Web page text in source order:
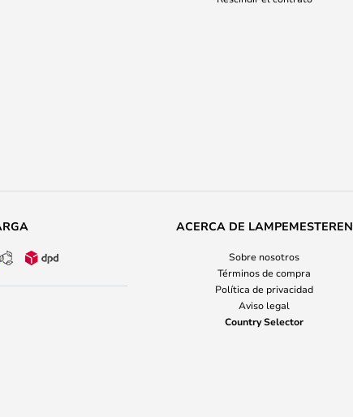
ACERCA DE LAMPEMESTEREN
Sobre nosotros
Términos de compra
Política de privacidad
Aviso legal
Country Selector